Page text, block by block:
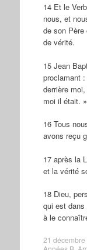
14 Et le
nous, et
de son
de vérité.
15 Jean
proclamant
derrière
moi il était. »
16 Tous
avons reçu
17 après la
et la vérité
18 Dieu,
qui est dans
à le
21 décembre